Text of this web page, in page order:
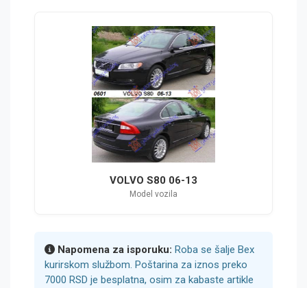
VOLVO S80 06-13
Model vozila
Napomena za isporuku: Roba se šalje Bex
kurirskom službom. Poštarina za iznos preko
7000 RSD je besplatna, osim za kabaste artikle